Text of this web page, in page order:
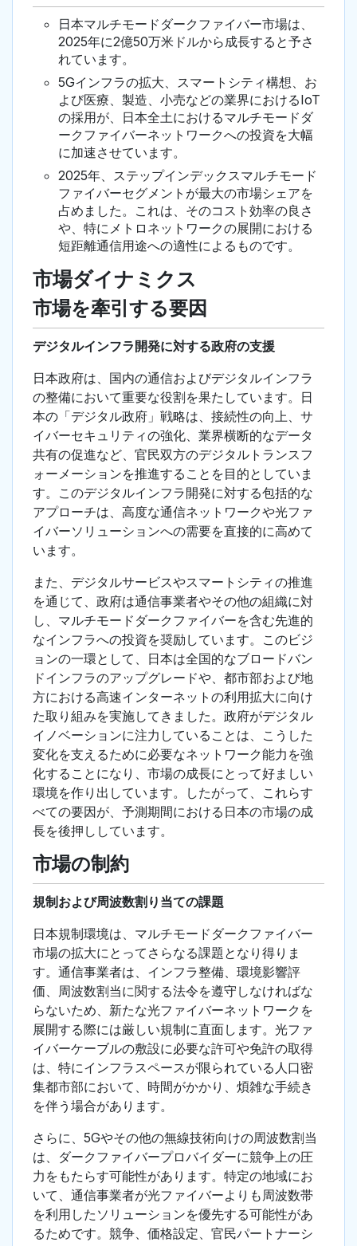
日本マルチモードダークファイバー市場は、
2025年に2億50万米ドルから成長すると予さ
れています。
5Gインフラの拡大、スマートシティ構想、お
よび医療、製造、小売などの業界におけるIoT
の採用が、日本全土におけるマルチモードダ
ークファイバーネットワークへの投資を大幅
に加速させています。
2025年、ステップインデックスマルチモード
ファイバーセグメントが最大の市場シェアを
占めました。これは、そのコスト効率の良さ
や、特にメトロネットワークの展開における
短距離通信用途への適性によるものです。
市場ダイナミクス
市場を牽引する要因
デジタルインフラ開発に対する政府の支援
日本政府は、国内の通信およびデジタルインフラ
の整備において重要な役割を果たしています。日
本の「デジタル政府」戦略は、接続性の向上、サ
イバーセキュリティの強化、業界横断的なデータ
共有の促進など、官民双方のデジタルトランスフ
ォーメーションを推進することを目的としていま
す。このデジタルインフラ開発に対する包括的な
アプローチは、高度な通信ネットワークや光ファ
イバーソリューションへの需要を直接的に高めて
います。
また、デジタルサービスやスマートシティの推進
を通じて、政府は通信事業者やその他の組織に対
し、マルチモードダークファイバーを含む先進的
なインフラへの投資を奨励しています。このビジ
ョンの一環として、日本は全国的なブロードバン
ドインフラのアップグレードや、都市部および地
方における高速インターネットの利用拡大に向け
た取り組みを実施してきました。政府がデジタル
イノベーションに注力していることは、こうした
変化を支えるために必要なネットワーク能力を強
化することになり、市場の成長にとって好ましい
環境を作り出しています。したがって、これらす
べての要因が、予測期間における日本の市場の成
長を後押ししています。
市場の制約
規制および周波数割り当ての課題
日本規制環境は、マルチモードダークファイバー
市場の拡大にとってさらなる課題となり得りま
す。通信事業者は、インフラ整備、環境影響評
価、周波数割当に関する法令を遵守しなければな
らないため、新たな光ファイバーネットワークを
展開する際には厳しい規制に直面します。光ファ
イバーケーブルの敷設に必要な許可や免許の取得
は、特にインフラスペースが限られている人口密
集都市部において、時間がかかり、煩雑な手続き
を伴う場合があります。
さらに、5Gやその他の無線技術向けの周波数割当
は、ダークファイバープロバイダーに競争上の圧
力をもたらす可能性があります。特定の地域にお
いて、通信事業者が光ファイバーよりも周波数帯
を利用したソリューションを優先する可能性があ
るためです。競争、価格設定、官民パートナーシ